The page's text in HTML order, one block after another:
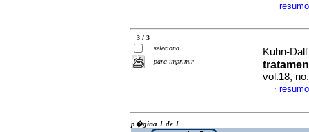
·
3 / 3
seleciona
para imprimir
Kuhn-
vol.18,
·
p�gina 1 de 1